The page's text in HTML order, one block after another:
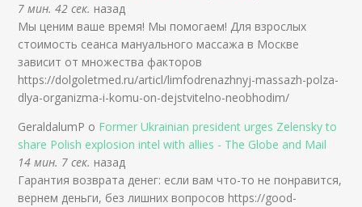
7 мин. 42 сек. назад
Мы ценим ваше время! Мы помогаем! Для взрослых
стоимость сеанса мануального массажа в Москве
зависит от множества факторов
https://dolgoletmed.ru/articl/limfodrenazhnyj-massazh-polza-
dlya-organizma-i-komu-on-dejstvitelno-neobhodim/
GeraldalumP о Former Ukrainian president urges Zelensky to
share Polish explosion intel with allies - The Globe and Mail
14 мин. 7 сек. назад
Гарантия возврата денег: если вам что-то не понравится,
вернем деньги, без лишних вопросов https://good-